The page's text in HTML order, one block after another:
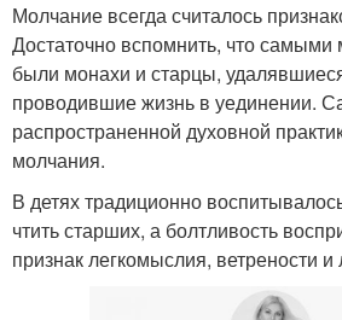
Молчание всегда считалось
Достаточно вспомнить, что
были монахи и старцы,
проводившие жизнь в уединении.
распространенной духовной
молчания.
В детях традиционно
чтить старших, а болтливость
признак легкомыслия, ветрености и